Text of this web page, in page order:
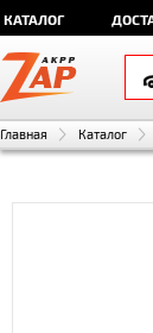
КАТАЛОГ
Главная Каталог